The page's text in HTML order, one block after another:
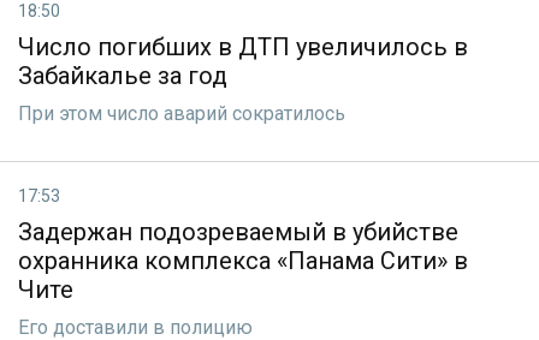
18:50
Число погибших в ДТП увеличилось в
Забайкалье за год
При этом число аварий сократилось
17:53
Задержан подозреваемый в убийстве
охранника комплекса «Панама Сити» в
Чите
Его доставили в полицию